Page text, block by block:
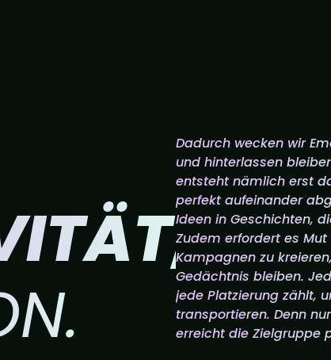
Dadurch wecken wir
und hinterlassen
entsteht nämlich erst
perfekt aufeinander
Ideen in Geschichten,
Zudem erfordert es
Kampagnen zu
Gedächtnis bleiben.
jede Platzierung zählt,
transportieren. Denn
erreicht die Zielgruppe